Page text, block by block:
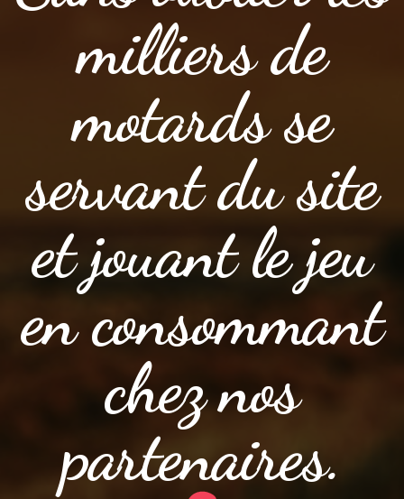
milliers de
motards se
servant du site
et jouant le jeu
en consommant
chez nos
partenaires.